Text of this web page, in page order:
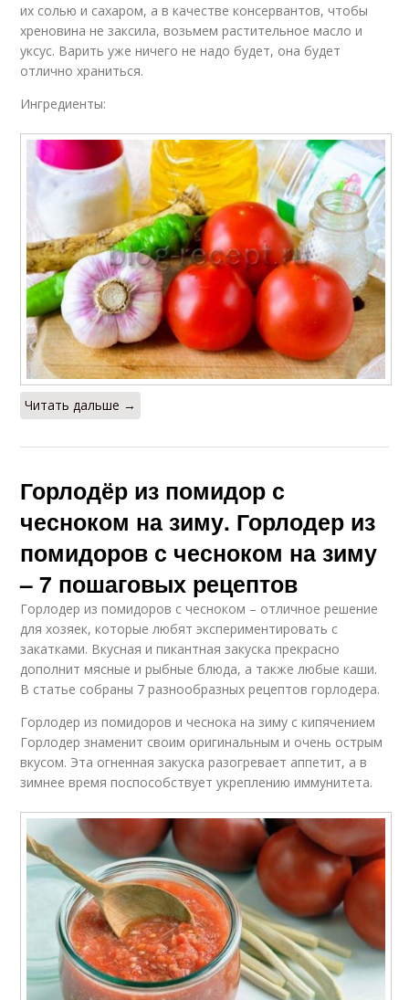
их солью и сахаром, а в качестве консервантов, чтобы
хреновина не заксила, возьмем растительное масло и
уксус. Варить уже ничего не надо будет, она будет
отлично храниться.
Ингредиенты:
Читать дальше →
Горлодёр из помидор с
чесноком на зиму. Горлодер из
помидоров с чесноком на зиму
– 7 пошаговых рецептов
Горлодер из помидоров с чесноком – отличное решение
для хозяек, которые любят экспериментировать с
закатками. Вкусная и пикантная закуска прекрасно
дополнит мясные и рыбные блюда, а также любые каши.
В статье собраны 7 разнообразных рецептов горлодера.
Горлодер из помидоров и чеснока на зиму с кипячением
Горлодер знаменит своим оригинальным и очень острым
вкусом. Эта огненная закуска разогревает аппетит, а в
зимнее время поспособствует укреплению иммунитета.